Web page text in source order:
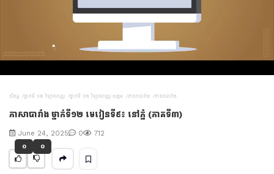
l
a
y
V
សិស្ស ថ្នាក់ទី ១២ វិទ្យាសាស្រ្ត ថ្នាក់ទី ១២ វិទ្យាសាស្រ្ត សង្គម ភាសាបារាំង ភាសាបារាំង
ភាសាបារាំង ថ្នាក់ទី១២ មេរៀនទី៩៖ នៅភ្នំ (ភាគទី៣)
June 24, 2025 0 712
0 0